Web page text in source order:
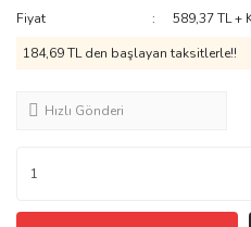
Fiyat
589,37 TL +
184,69 TL den başlayan taksitlerle!!
Hızlı Gönderi